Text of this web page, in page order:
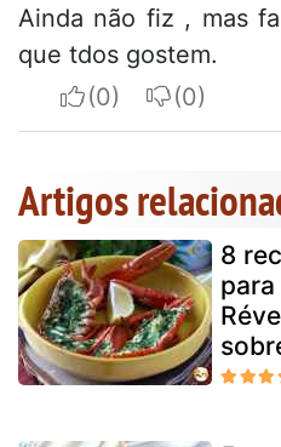
Ainda não fiz , mas
que tdos gostem.
I apreciateI do not
Artigos
8